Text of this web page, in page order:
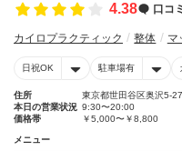
4.38 口コミ
カイロプラクティック 整体 マ
日祝OK 駐車場有
住所
東京都世田谷区奥沢5-
本日の営業状況 9:30〜20:00
価格帯
￥5,000〜￥8,800
メニュー